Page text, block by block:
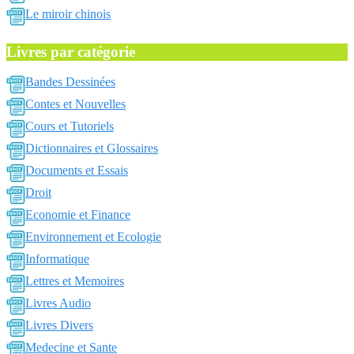
Le miroir chinois
Livres par catégorie
Bandes Dessinées
Contes et Nouvelles
Cours et Tutoriels
Dictionnaires et Glossaires
Documents et Essais
Droit
Economie et Finance
Environnement et Ecologie
Informatique
Lettres et Memoires
Livres Audio
Livres Divers
Medecine et Sante